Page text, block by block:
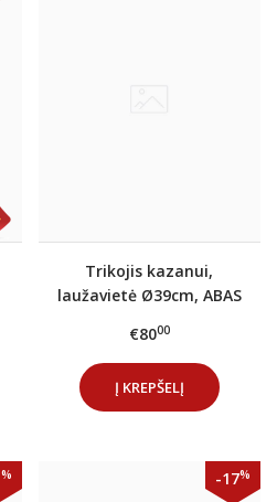
Trikojis kazanui,
laužavietė Ø39cm, ABAS
€8000
Į KREPŠELĮ
% -17%